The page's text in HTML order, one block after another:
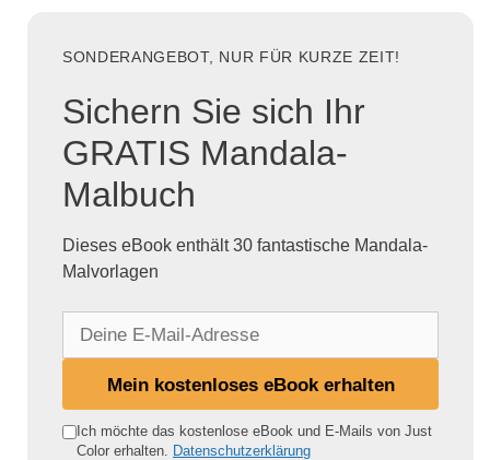
SONDERANGEBOT, NUR FÜR KURZE ZEIT!
Sichern Sie sich Ihr
GRATIS Mandala-
Malbuch
Dieses eBook enthält 30 fantastische Mandala-
Malvorlagen
e
Mein kostenloses eBook erhalten
Ich möchte das kostenlose eBook und E-Mails von Just
Color erhalten. Datenschutzerklärung